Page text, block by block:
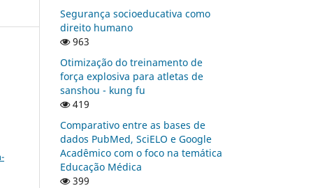
Segurança socioeducativa como
direito humano
963
Otimização do treinamento de
força explosiva para atletas de
sanshou - kung fu
419
Comparativo entre as bases de
dados PubMed, SciELO e Google
Acadêmico com o foco na temática
Educação Médica
399